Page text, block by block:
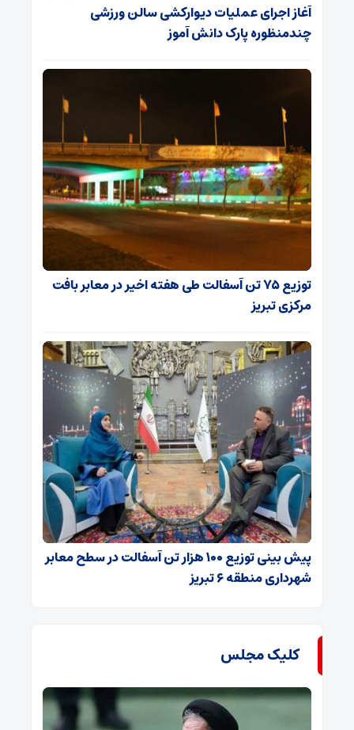
آغاز اجرای عملیات دیوارکشی سالن ورزشی
چندمنظوره پارک دانش آموز
توزیع ۷۵ تن آسفالت طی هفته اخیر در معابر بافت
مرکزی تبریز
پیش بینی توزیع ۱۰۰ هزار تن آسفالت در سطح معابر
شهرداری منطقه ۶ تبریز
کلیک مجلس